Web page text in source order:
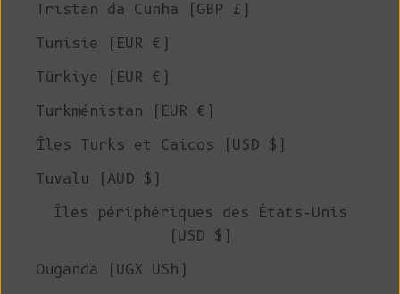
Tristan da Cunha (GBP £)
Tunisie (EUR €)
Türkiye (EUR €)
Turkménistan (EUR €)
Îles Turks et Caicos (USD $)
Tuvalu (AUD $)
Îles périphériques des États-Unis
(USD $)
Ouganda (UGX USh)